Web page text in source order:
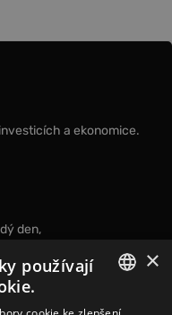
a ekonomice.
den,
CZECH
×
používají